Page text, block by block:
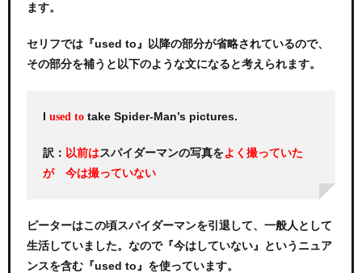
ます。
セリフでは『used to』以降の部分が省略されているので、
その部分を補うと以下のような文になると考えられます。
I used to take Spider-Man’s pictures.
訳： 以前はスパイダーマンの写真をよく撮っていた
が 今は撮っていない
ピーターはこの頃スパイダーマンを引退して、一般人として
生活していました。なので『今はしていない』というニュア
ンスを含む『used to』を使っています。